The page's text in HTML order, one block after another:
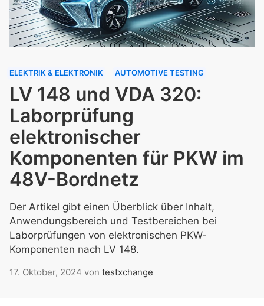
ELEKTRIK & ELEKTRONIK AUTOMOTIVE TESTING
LV 148 und VDA 320:
Laborprüfung
elektronischer
Komponenten für PKW im
48V-Bordnetz
Der Artikel gibt einen Überblick über Inhalt,
Anwendungsbereich und Testbereichen bei
Laborprüfungen von elektronischen PKW-
Komponenten nach LV 148.
17. Oktober, 2024 von testxchange